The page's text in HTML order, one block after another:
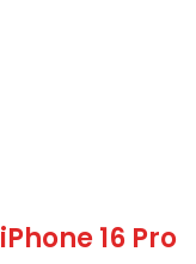
iPhone 16 Pro